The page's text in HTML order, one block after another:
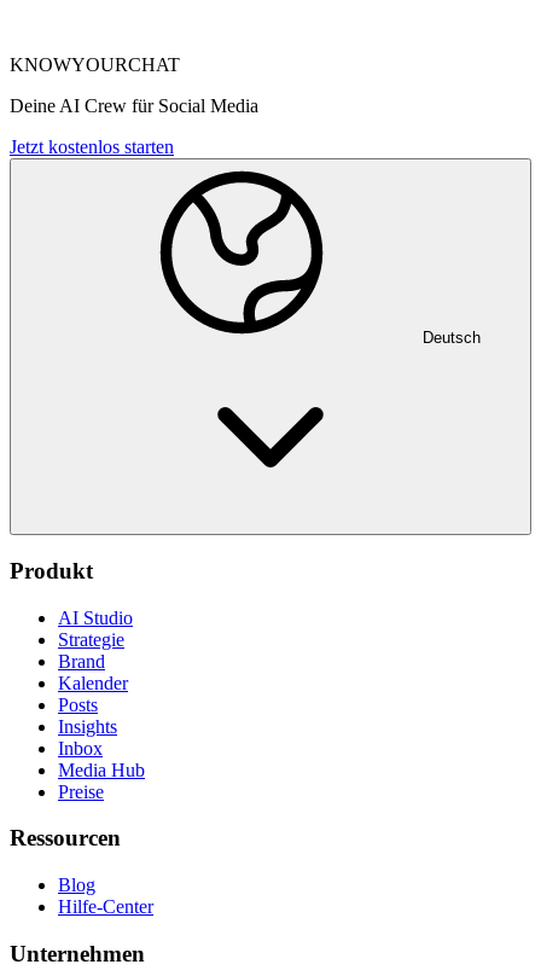
KNOWYOURCHAT
Deine AI Crew für Social Media
Jetzt kostenlos starten
Deutsch
Produkt
AI Studio
Strategie
Brand
Kalender
Posts
Insights
Inbox
Media Hub
Preise
Ressourcen
Blog
Hilfe-Center
Unternehmen